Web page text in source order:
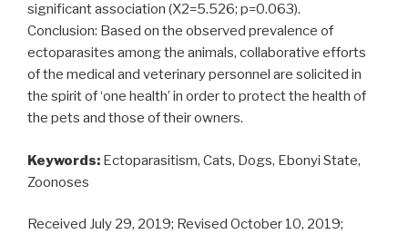
significant association (X2=5.526; p=0.063).
Conclusion: Based on the observed prevalence of
ectoparasites among the animals, collaborative efforts
of the medical and veterinary personnel are solicited in
the spirit of ‘one health’ in order to protect the health of
the pets and those of their owners.
Keywords: Ectoparasitism, Cats, Dogs, Ebonyi State,
Zoonoses
Received July 29, 2019; Revised October 10, 2019;